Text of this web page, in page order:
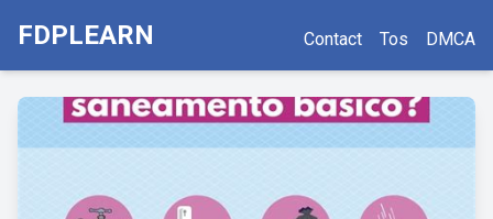
FDPLEARN Contact Tos DMCA